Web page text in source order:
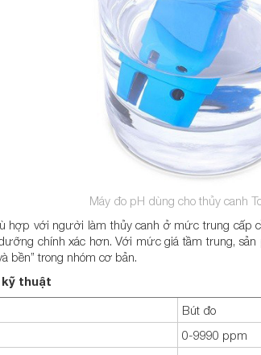
Máy đo pH dùng cho thủy canh
hợp với người làm thủy canh ở mức trung cấp
chính xác hơn. Với mức giá tầm trung,
bền” trong nhóm cơ bản.
thuật
Bút đo
0-9990 ppm